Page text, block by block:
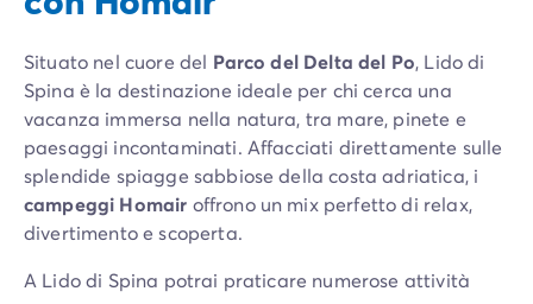
Campeggio Livorno
Campeggio Marina di Bibbona
Campeggio San Vincenzo
Campeggio Trentino-Alto-Adige
Campeggio Veneto
Campeggio Caorle
Campeggio Lazise
Campeggio Sottomarina di Chioggia
Campeggio Cavallino - Treporti
Situato nel cuore del Parco del Delta del Po, Lido di
Spina è la destinazione ideale per chi cerca una
vacanza immersa nella natura, tra mare, pinete e
paesaggi incontaminati. Affacciati direttamente sulle
splendide spiagge sabbiose della costa adriatica, i
campeggi Homair offrono un mix perfetto di relax,
divertimento e scoperta.
A Lido di Spina potrai praticare numerose attività